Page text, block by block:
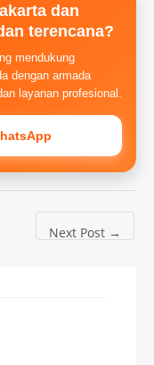
dan
terencana?
mendukung
dengan armada
layanan profesional.
Next Post →